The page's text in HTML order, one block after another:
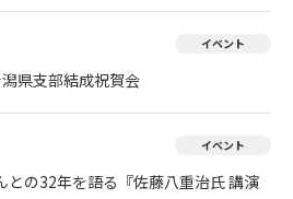
イベント
県支部結成祝賀会
イベント
との32年を語る『佐藤八重治氏 講演